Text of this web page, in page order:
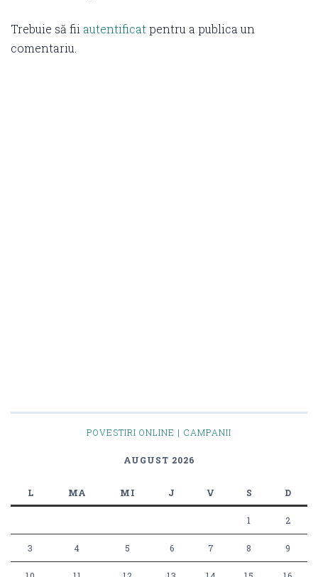
Trebuie să fii autentificat pentru a publica un
comentariu.
POVESTIRI ONLINE | CAMPANII
AUGUST 2026
L MA MI J V S D
1 2
3 4 5 6 7 8 9